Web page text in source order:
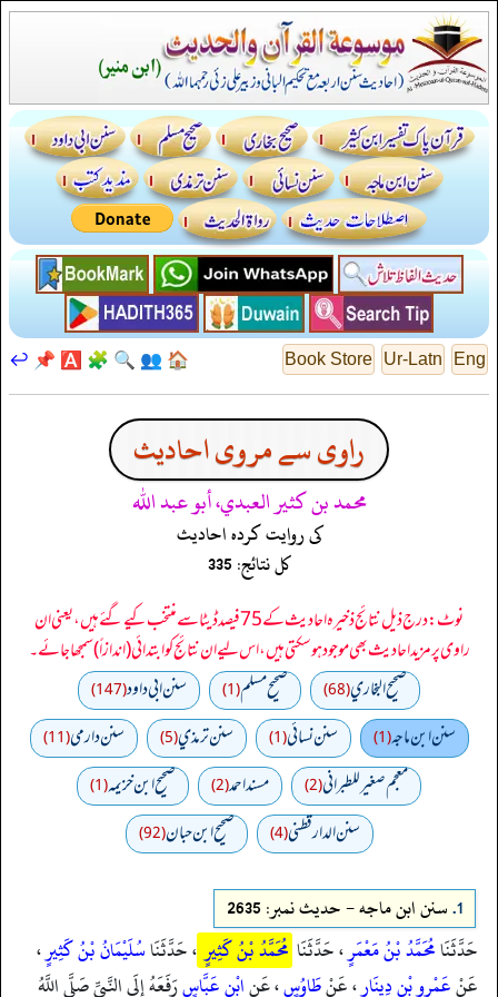
Eng
Ur-Latn
Book Store
🏠
👥
🔍
🧩
🅰️
📌
↩️
راوی سے مروی احادیث
محمد بن كثير العبدي، أبو عبد الله
کی روایت کردہ احادیث
کل نتائج: 335
نوٹ: درج ذیل نتائج ذخیرہ احادیث کے 75 فیصد ڈیٹا سے منتخب کیے گئے ہیں، یعنی ان
راوی پر مزید احادیث بھی موجود ہو سکتی ہیں، اس لیے ان نتائج کو ابتدائی (اندازاً) سمجھا جائے۔
صحيح البخاري(68) صحيح مسلم(1) سنن ابي داود(147)
سنن ابن ماجه(1) سنن نسائي(1) سنن ترمذي(5) سنن دارمي(11)
معجم صغير للطبراني(2) مسند احمد(2) صحيح ابن خزيمه(1)
سنن الدارقطني(4) صحیح ابن حبان(92)
1. سنن ابن ماجه - حدیث نمبر: 2635
حَدَّثَنَامُحَمَّدُ بْنُ مَعْمَرٍ، حَدَّثَنَا مُحَمَّدُ بْنُ كَثِيرٍ، حَدَّثَنَاسُلَيْمَانُ بْنُ كَثِيرٍ،
عَنْعَمْرِو بْنِ دِينَارٍ، عَنْطَاوُسٍ، عَنِابْنِ عَبَّاسٍرَفَعَهُ إِلَى النَّبِيِّ صَلَّى اللَّهُ